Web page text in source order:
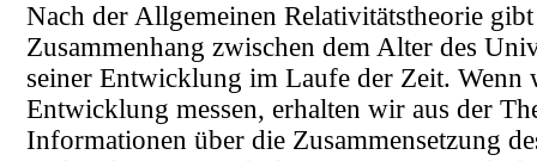
Nach der Allgemeinen Relativitätstheorie
Zusammenhang zwischen dem Alter des
seiner Entwicklung im Laufe der Zeit. Wenn
Entwicklung messen, erhalten wir aus der
Informationen über die Zusammensetzung